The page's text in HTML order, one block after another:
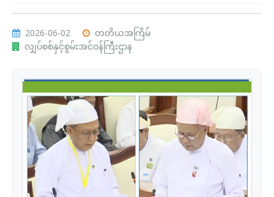
2026-06-02
တတိယအကြိမ်
လျှပ်စစ်နှင့်စွမ်းအင်ဝန်ကြီးဌာန